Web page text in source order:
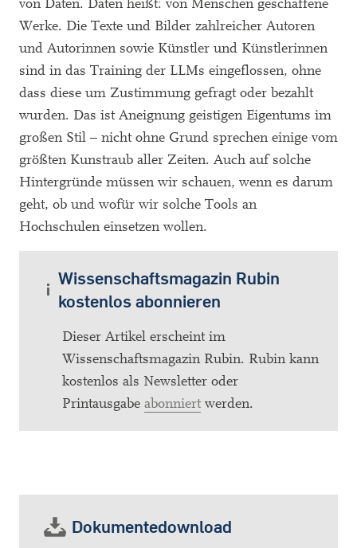
Werke. Die Texte und Bilder zahlreicher Autoren
und Autorinnen sowie Künstler und Künstlerinnen
sind in das Training der LLMs eingeflossen, ohne
dass diese um Zustimmung gefragt oder bezahlt
wurden. Das ist Aneignung geistigen Eigentums im
großen Stil – nicht ohne Grund sprechen einige vom
größten Kunstraub aller Zeiten. Auch auf solche
Hintergründe müssen wir schauen, wenn es darum
geht, ob und wofür wir solche Tools an
Hochschulen einsetzen wollen.
Wissenschaftsmagazin Rubin
kostenlos abonnieren
Dieser Artikel erscheint im
Wissenschaftsmagazin Rubin. Rubin kann
kostenlos als Newsletter oder
Printausgabe abonniertwerden.
Dokumentedownload